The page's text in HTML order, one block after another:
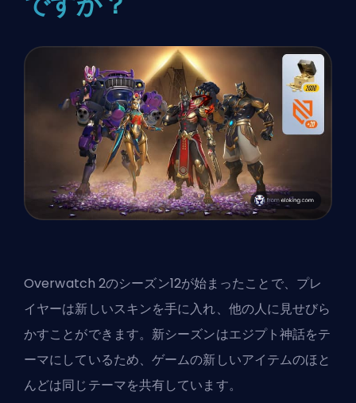
Overwatch 2のシーズン12が始まったことで、プレ
イヤーは新しいスキンを手に入れ、他の人に見せびら
かすことができます。新シーズンはエジプト神話をテ
ーマにしているため、ゲームの新しいアイテムのほと
んどは同じテーマを共有しています。